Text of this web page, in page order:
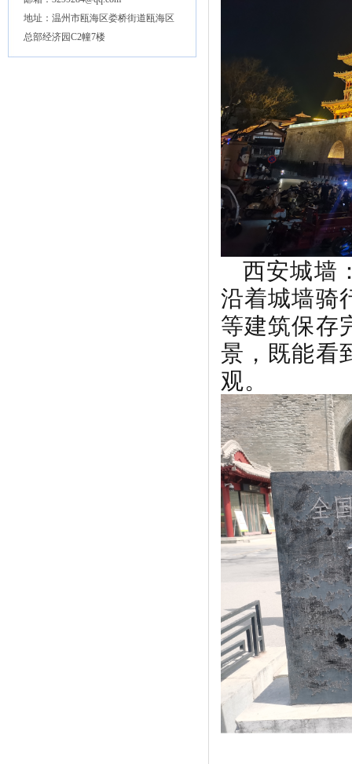
地址：温州市瓯海区娄桥街道瓯海区
总部经济园C2幢7楼
西安城墙
沿着城墙骑
等建筑保存
景，既能看
观。